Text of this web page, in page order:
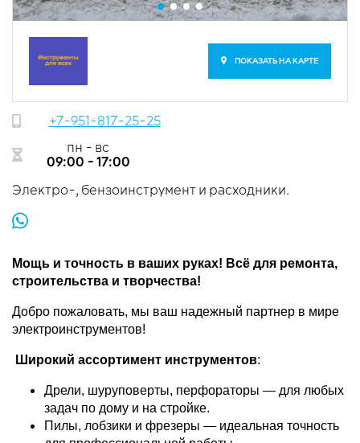
ПОКАЗАТЬ НА КАРТЕ
+7-951-817-25-25
пн - вс
09:00 - 17:00
Электро-, бензоинструмент и расходники.
Мощь и точность в ваших руках! Всё для ремонта,
строительства и творчества!
Добро пожаловать, мы ваш надежный партнер в мире
электроинструментов!
Широкий ассортимент инструментов:
Дрели, шуруповерты, перфораторы — для любых
задач по дому и на стройке.
Пилы, лобзики и фрезеры — идеальная точность